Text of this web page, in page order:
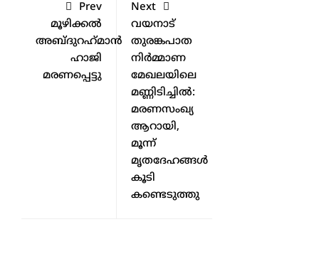
Prev
മൂഴിക്കൽ
അബ്ദുറഹ്‌മാൻ
ഹാജി
മരണപ്പെട്ടു
Next
വയനാട്
തുരങ്കപാത
നിർമ്മാണ
മേഖലയിലെ
മണ്ണിടിച്ചിൽ:
മരണസംഖ്യ
ആറായി,
മൂന്ന്
മൃതദേഹങ്ങൾ
കൂടി
കണ്ടെടുത്തു